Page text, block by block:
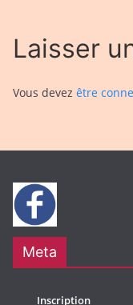
Laisser
Vous devez être
Meta
Inscription